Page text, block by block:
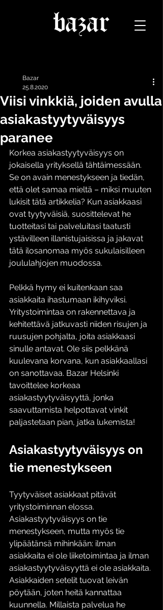
Viisi vinkkiä, joiden avulla
asiakastyytyväisyys
paranee
Bazar
25.8.2020
Korkea asiakastyytyväisyys on
jokaisella yrityksellä tähtäimessään.
Se on avain menestykseen ja tiedän,
että olet samaa mieltä – miksi muuten
lukisit tätä artikkelia? Kun asiakkaasi
ovat tyytyväisiä, suosittelevat he
tuotteitasi tai palveluitasi taatusti
ystävilleen illanistujaisissa ja jakavat
tätä ilosanomaa myös sukulaisilleen
joululahjojen muodossa.
Pelkkä hymy ei kuitenkaan saa
asiakkaita ihastumaan ikihyviksi.
Yritystoimintaa on rakennettava ja
kehitettävä jatkuvasti niiden risujen ja
ruusujen pohjalta, joita asiakkaasi
sinulle antavat. Ole siis pelkkänä
kuulevana korvana, kun asiakkaallasi
on sanottavaa. Bazar Helsinki
tavoittelee korkeaa
asiakastyytyväisyyttä, jonka
saavuttamista helpottavat vinkit
paljastetaan pian, jatka lukemista!
Asiakastyytyväisyys on
tie menestykseen
Tyytyväiset asiakkaat pitävät
yritystoiminnan elossa.
Asiakastyytyväisyys on tie
menestykseen, mutta myös tie
ylipäätänsä mihinkään: ilman
asiakkaita ei ole liiketoimintaa ja ilman
asiakastyytyväisyyttä ei ole asiakkaita.
Asiakkaiden setelit tuovat leivän
pöytään, joten heitä kannattaa
kuunnella. Millaista palvelua he